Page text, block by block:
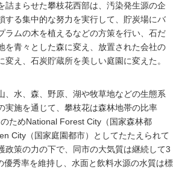
詰まらせた攀枝花西部は、汚染発生源の企
する集中的な努力を実行して、貯炭場にバ
ラムの木を植えるなどの方策を行い、石だ
を青々とした森に変え、放置された会社の
変え、石炭貯蔵所を美しい庭園に変えた。
、水、森、野原、湖や牧草地などの生態系
実施を通じて、攀枝花は森林地帯の比率
ためNational Forest City（国家森林都
City（国家庭園都市）としてたたえられて
政策の力の下で、同市の大気質は継続して3
優秀率を維持し、水面と飲料水源の水質は標